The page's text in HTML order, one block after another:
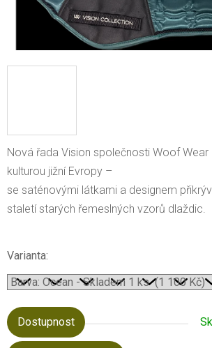
Nová řada Vision společnosti Woof Wear
kulturou jižní Evropy –
se saténovými látkami a designem
staletí starých řemeslných vzorů dlaždic.
Varianta:
Dostupnost